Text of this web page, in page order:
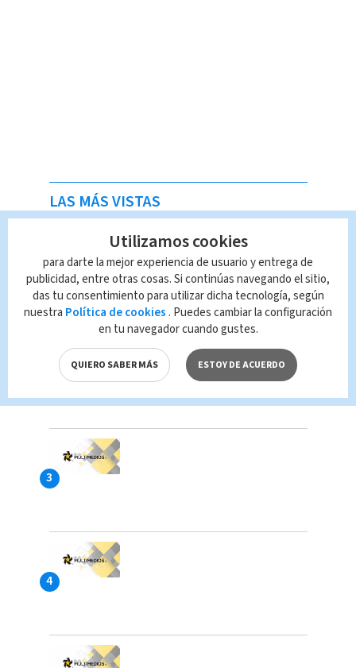
LAS MÁS VISTAS
Utilizamos cookies
para darte la mejor experiencia de usuario y entrega de
publicidad, entre otras cosas. Si continúas navegando el sitio,
das tu consentimiento para utilizar dicha tecnología, según
nuestra Política de cookies . Puedes cambiar la configuración
en tu navegador cuando gustes.
QUIERO SABER MÁS ESTOY DE ACUERDO